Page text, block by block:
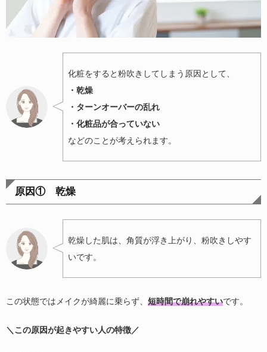
化粧をすると粉吹きしてしまう原因として、
・乾燥
・ターンオーバーの乱れ
・化粧品が合っていない
などのことが考えられます。
原因① 乾燥
乾燥した肌は、角質が浮き上がり、粉吹きしやす
いです。
この状態ではメイクが綺麗に乗らず、 短時間で崩れやすいです。
＼この原因が起きやすい人の特徴／